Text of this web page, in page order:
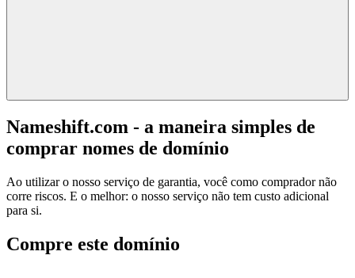
Nameshift.com - a maneira simples de
comprar nomes de domínio
Ao utilizar o nosso serviço de garantia, você como comprador não
corre riscos. E o melhor: o nosso serviço não tem custo adicional
para si.
Compre este domínio